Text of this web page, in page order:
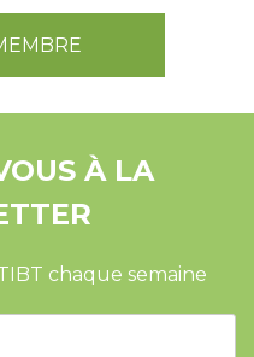
À LA
chaque semaine